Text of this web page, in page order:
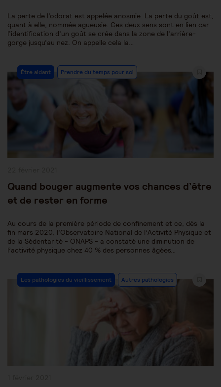
La perte de l’odorat est appelée anosmie. La perte du goût est,
quant à elle, nommée agueusie. Ces deux sens sont en lien car
l’identification d’un goût se crée dans la zone de l’arrière-
gorge jusqu’au nez. On appelle cela la…
Post
Category:
Être aidant Prendre du temps pour soi
Quand bouger augmente vos chances d’être
et de rester en forme
Au cours de la première période de confinement et ce, dès la
fin mars 2020, l’Observatoire National de l’Activité Physique et
de la Sédentarité - ONAPS - a constaté une diminution de
l’activité physique chez 40 % des personnes âgées…
Post
Category:
Les pathologies du vieillissement Autres pathologies